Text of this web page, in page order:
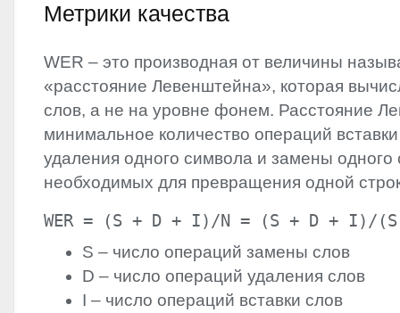
Метрики качества
WER – это производная от величины
«расстояние Левенштейна», которая
слов, а не на уровне фонем. Расстояние
минимальное количество операций
удаления одного символа и замены одного
необходимых для превращения одной
WER = (S + D + I)/N = (S + D + I)/
S – число операций замены слов
D – число операций удаления слов
I – число операций вставки слов